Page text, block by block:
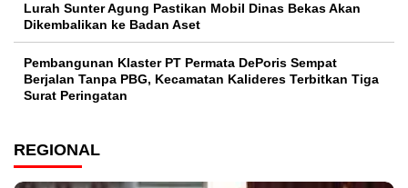
Lurah Sunter Agung Pastikan Mobil Dinas Bekas Akan
Dikembalikan ke Badan Aset
Pembangunan Klaster PT Permata DePoris Sempat
Berjalan Tanpa PBG, Kecamatan Kalideres Terbitkan Tiga
Surat Peringatan
REGIONAL